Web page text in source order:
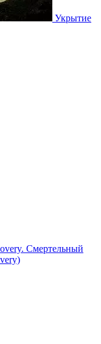
Укрытие
Смертельный